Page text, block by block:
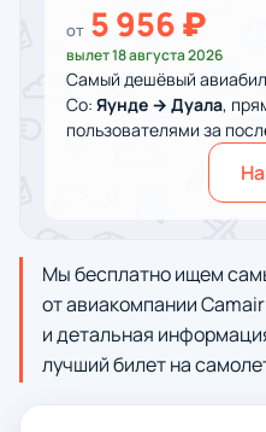
от 5 956 ₽
вылет 18 августа 2026
Самый дешёвый
Co: Яунде → Дуала,
пользователями за
Мы бесплатно ищем
от авиакомпании
и детальная
лучший билет на